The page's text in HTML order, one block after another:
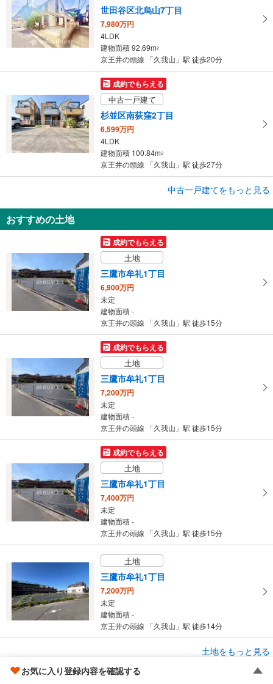
世田谷区北烏山7丁目
7,980万円
4LDK
建物面積 92.69m2
京王井の頭線 「久我山」駅 徒歩20分
成約でもらえる
中古一戸建て
杉並区南荻窪2丁目
6,599万円
4LDK
建物面積 100.84m2
京王井の頭線 「久我山」駅 徒歩27分
1億2,800万円
4LDK
建物面積 123.04m
京王井の頭線 「久我山」駅 徒歩20分
中古一戸建てをもっと見る
おすすめの土地
成約でもらえる
土地
三鷹市牟礼1丁目
6,900万円
未定
建物面積 -
京王井の頭線 「久我山」駅 徒歩15分
成約でもらえる
土地
三鷹市牟礼1丁目
7,200万円
未定
建物面積 -
京王井の頭線 「久我山」駅 徒歩15分
成約でもらえる
土地
三鷹市牟礼1丁目
7,400万円
未定
建物面積 -
京王井の頭線 「久我山」駅 徒歩15分
土地
三鷹市牟礼1丁目
7,200万円
未定
建物面積 -
京王井の頭線 「久我山」駅 徒歩14分
三鷹市牟礼1丁目
土地をもっと見る
おすすめの新築マンション
お気に入り登録内容を確認する